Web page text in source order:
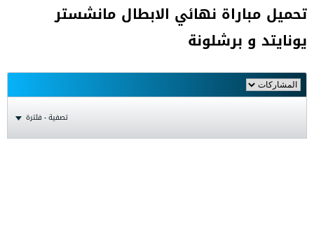
تحميل مباراة نهائي الابطال مانشستر
يونايتد و برشلونة
تصفية - فلترة